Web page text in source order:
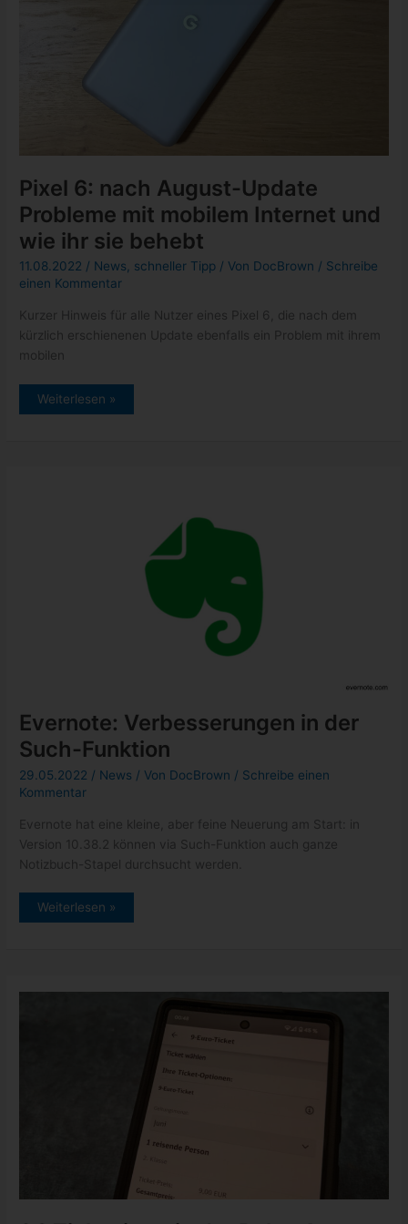
Pixel 6: nach August-Update
Probleme mit mobilem Internet und
wie ihr sie behebt
11.08.2022 / News, schneller Tipp / Von DocBrown / Schreibe
einen Kommentar
Kurzer Hinweis für alle Nutzer eines Pixel 6, die nach dem
kürzlich erschienenen Update ebenfalls ein Problem mit ihrem
mobilen
Pixel
Weiterlesen »
Evernote: Verbesserungen in der
Such-Funktion
29.05.2022 / News / Von DocBrown / Schreibe einen
Kommentar
Evernote hat eine kleine, aber feine Neuerung am Start: in
Version 10.38.2 können via Such-Funktion auch ganze
Notizbuch-Stapel durchsucht werden.
Evernote:
Weiterlesen »